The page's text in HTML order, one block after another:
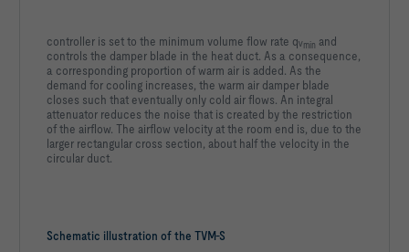
Schematic illustration of the TVM-S
controller is set to the minimum volume flow rate qᵥmin and
controls the damper blade in the heat duct. As a consequence,
a corresponding proportion of warm air is added. As the
demand for cooling increases, the warm air damper blade
closes such that eventually only cold air flows. An integral
attenuator reduces the noise that is created by the restriction
of the airflow. The airflow velocity at the room end is, due to the
larger rectangular cross section, about half the velocity in the
circular duct.